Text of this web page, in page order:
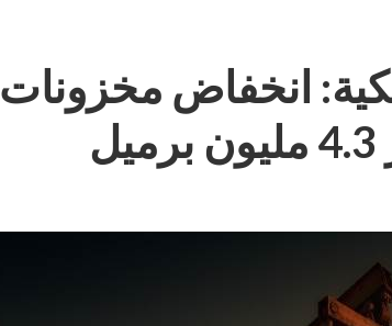
انخفاض مخزونات